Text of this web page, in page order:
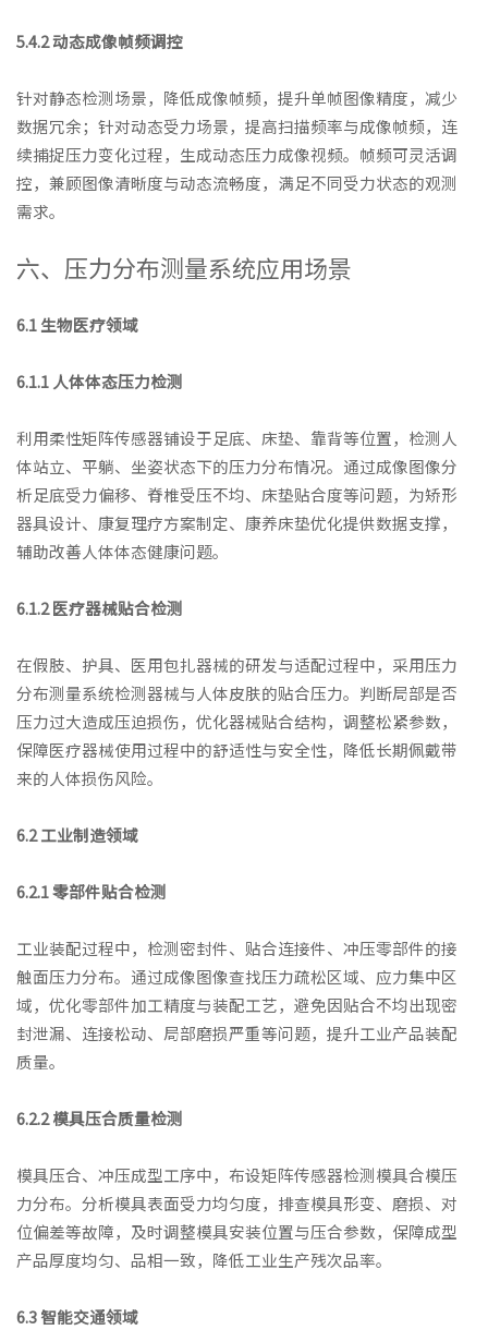
5.4.2 动态成像帧频调控
针对静态检测场景，降低成像帧频，提升单帧图像精度，减少
数据冗余；针对动态受力场景，提高扫描频率与成像帧频，连
续捕捉压力变化过程，生成动态压力成像视频。帧频可灵活调
控，兼顾图像清晰度与动态流畅度，满足不同受力状态的观测
需求。
六、压力分布测量系统应用场景
6.1 生物医疗领域
6.1.1 人体体态压力检测
利用柔性矩阵传感器铺设于足底、床垫、靠背等位置，检测人
体站立、平躺、坐姿状态下的压力分布情况。通过成像图像分
析足底受力偏移、脊椎受压不均、床垫贴合度等问题，为矫形
器具设计、康复理疗方案制定、康养床垫优化提供数据支撑，
辅助改善人体体态健康问题。
6.1.2 医疗器械贴合检测
在假肢、护具、医用包扎器械的研发与适配过程中，采用压力
分布测量系统检测器械与人体皮肤的贴合压力。判断局部是否
压力过大造成压迫损伤，优化器械贴合结构，调整松紧参数，
保障医疗器械使用过程中的舒适性与安全性，降低长期佩戴带
来的人体损伤风险。
6.2 工业制造领域
6.2.1 零部件贴合检测
工业装配过程中，检测密封件、贴合连接件、冲压零部件的接
触面压力分布。通过成像图像查找压力疏松区域、应力集中区
域，优化零部件加工精度与装配工艺，避免因贴合不均出现密
封泄漏、连接松动、局部磨损严重等问题，提升工业产品装配
质量。
6.2.2 模具压合质量检测
模具压合、冲压成型工序中，布设矩阵传感器检测模具合模压
力分布。分析模具表面受力均匀度，排查模具形变、磨损、对
位偏差等故障，及时调整模具安装位置与压合参数，保障成型
产品厚度均匀、品相一致，降低工业生产残次品率。
6.3 智能交通领域